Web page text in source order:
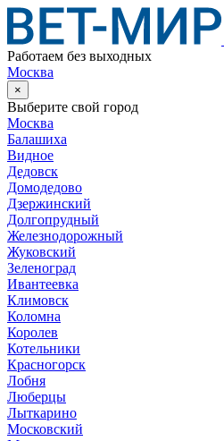
Работаем без выходных
Москва
×
Выберите свой город
Москва
Балашиха
Видное
Дедовск
Домодедово
Дзержинский
Долгопрудный
Железнодорожный
Жуковский
Зеленоград
Ивантеевка
Климовск
Коломна
Королев
Котельники
Красногорск
Лобня
Люберцы
Лыткарино
Московский